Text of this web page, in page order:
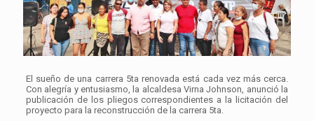
El sueño de una carrera 5ta renovada está cada vez más cerca.
Con alegría y entusiasmo, la alcaldesa Virna Johnson, anunció la
publicación de los pliegos correspondientes a la licitación del
proyecto para la reconstrucción de la carrera 5ta.